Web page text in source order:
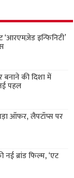
‘आरएमज़ेड इन्फिनिटी’
बनाने की दिशा में
पहल
ऑफर, लैपटॉप्स पर
नई ब्रांड फिल्म, ‘एट